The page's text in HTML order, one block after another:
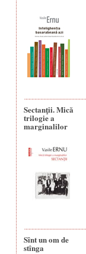
Sectanţii. Mică
trilogie a
marginalilor
Sînt un om de
stînga